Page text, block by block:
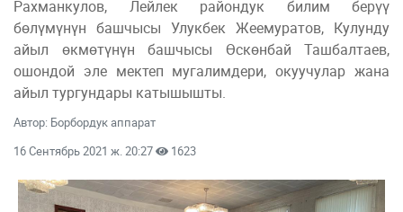
Рахманкулов, Лейлек райондук билим берүү
бөлүмүнүн башчысы Улукбек Жеемуратов, Кулунду
айыл өкмөтүнүн башчысы Өскөнбай Ташбалтаев,
ошондой эле мектеп мугалимдери, окуучулар жана
айыл тургундары катышышты.
Автор: Борбордук аппарат
16 Сентябрь 2021 ж. 20:27
1623